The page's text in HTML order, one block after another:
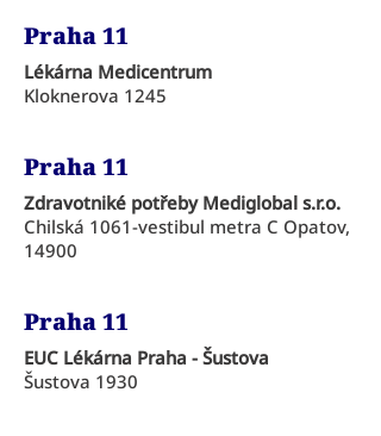
Praha 11
Lékárna Medicentrum
Kloknerova 1245
Praha 11
Zdravotniké potřeby Mediglobal s.r.o.
Chilská 1061-vestibul metra C Opatov,
14900
Praha 11
EUC Lékárna Praha - Šustova
Šustova 1930